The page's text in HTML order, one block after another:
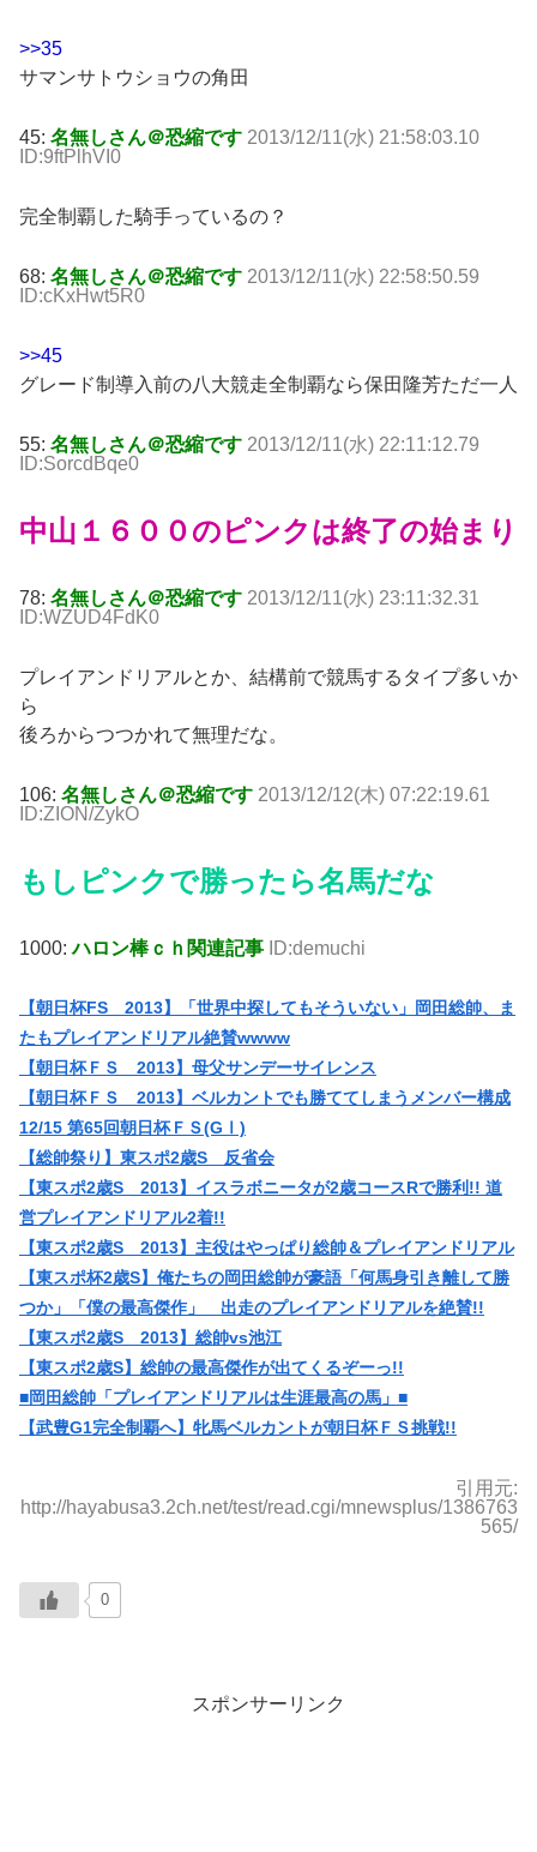
>>35
サマンサトウショウの角田
45: 名無しさん＠恐縮です 2013/12/11(水) 21:58:03.10
ID:9ftPlhVI0
完全制覇した騎手っているの？
68: 名無しさん＠恐縮です 2013/12/11(水) 22:58:50.59
ID:cKxHwt5R0
>>45
グレード制導入前の八大競走全制覇なら保田隆芳ただ一人
55: 名無しさん＠恐縮です 2013/12/11(水) 22:11:12.79
ID:SorcdBqe0
中山１６００のピンクは終了の始まり
78: 名無しさん＠恐縮です 2013/12/11(水) 23:11:32.31
ID:WZUD4FdK0
プレイアンドリアルとか、結構前で競馬するタイプ多いか
ら
後ろからつつかれて無理だな。
106: 名無しさん＠恐縮です 2013/12/12(木) 07:22:19.61
ID:ZION/ZykO
もしピンクで勝ったら名馬だな
1000:ハロン棒ｃｈ関連記事 ID:demuchi
【朝日杯FS 2013】「世界中探してもそういない」岡田総帥、ま
たもプレイアンドリアル絶賛wwww
【朝日杯ＦＳ 2013】母父サンデーサイレンス
【朝日杯ＦＳ 2013】ベルカントでも勝ててしまうメンバー構成
12/15 第65回朝日杯ＦＳ(GⅠ)
【総帥祭り】東スポ2歳S 反省会
【東スポ2歳S 2013】イスラボニータが2歳コースRで勝利!! 道
営プレイアンドリアル2着!!
【東スポ2歳S 2013】主役はやっぱり総帥＆プレイアンドリアル
【東スポ杯2歳S】俺たちの岡田総帥が豪語「何馬身引き離して勝
つか」「僕の最高傑作」 出走のプレイアンドリアルを絶賛!!
【東スポ2歳S 2013】総帥vs池江
【東スポ2歳S】総帥の最高傑作が出てくるぞーっ!!
■岡田総帥「プレイアンドリアルは生涯最高の馬」■
【武豊G1完全制覇へ】牝馬ベルカントが朝日杯ＦＳ挑戦!!
引用元:
http://hayabusa3.2ch.net/test/read.cgi/mnewsplus/1386763
565/
0
スポンサーリンク